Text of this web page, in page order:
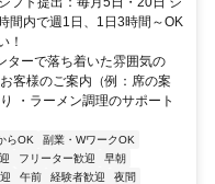
間内で週1日、1日3時間～OK
！
ターで落ち着いた雰囲気の
客様のご案内（例：席の案
・ラーメン調理のサポート
らOK
副業・WワークOK
フリーター歓迎
早朝
午前 経験者歓迎
夜間